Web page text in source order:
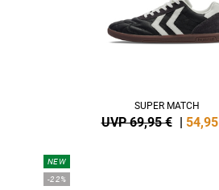
SUPER MATCH
UVP 69,95 € | 54,95
NEW
-22%